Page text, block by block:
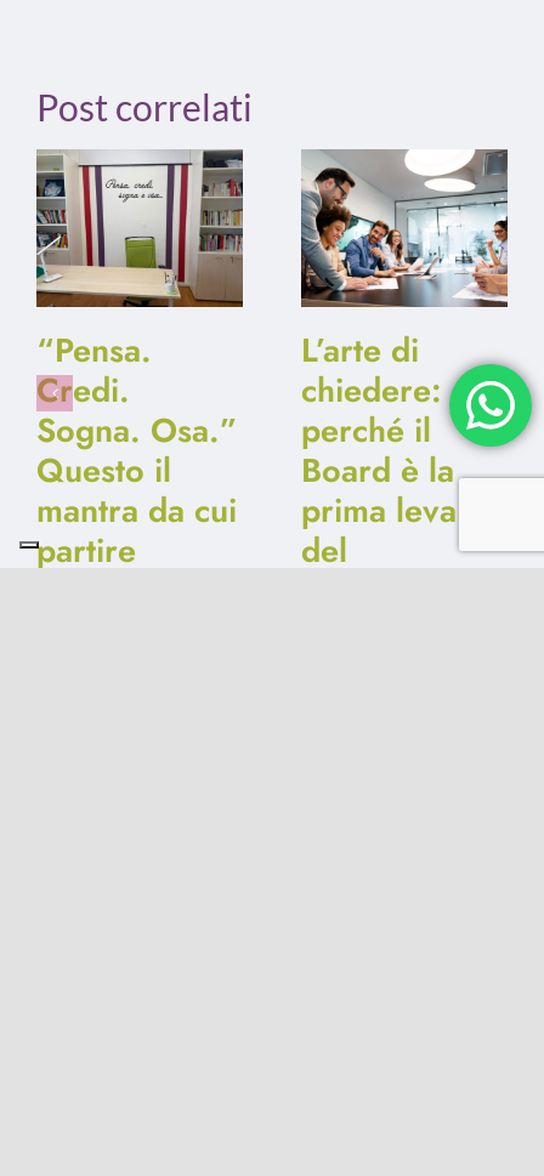
Post correlati
“Pensa.
Credi.
Sogna. Osa.”
Questo il
mantra da cui
partire
L’arte di
chiedere:
perché il
Board è la
prima leva
del